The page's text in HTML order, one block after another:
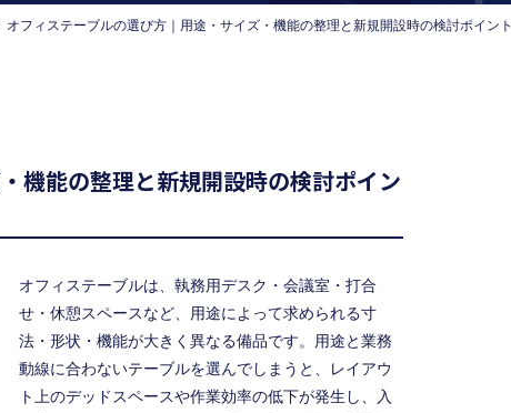
オフィステーブルの選び方｜用途・サイズ・機能の整理と新規開設時の検討ポイント
機能の整理と新規開設時の検討ポイン
オフィステーブルは、執務用デスク・会議室・打合
せ・休憩スペースなど、用途によって求められる寸
法・形状・機能が大きく異なる備品です。用途と業務
動線に合わないテーブルを選んでしまうと、レイアウ
ト上のデッドスペースや作業効率の低下が発生し、入